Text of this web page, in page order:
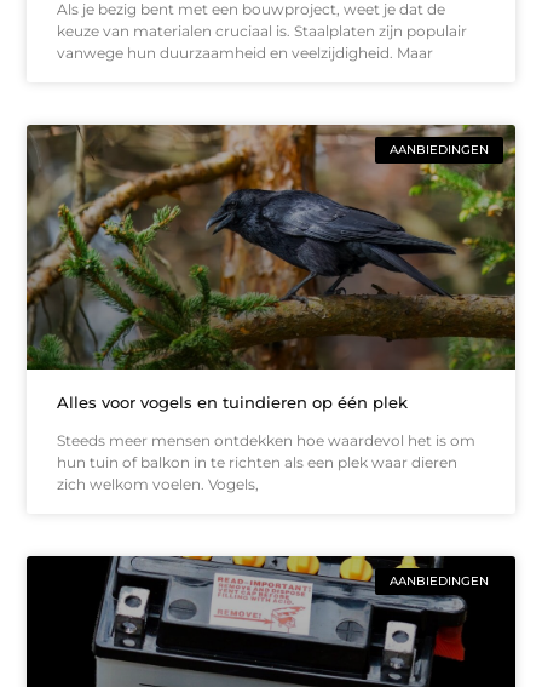
Als je bezig bent met een bouwproject, weet je dat de
keuze van materialen cruciaal is. Staalplaten zijn populair
vanwege hun duurzaamheid en veelzijdigheid. Maar
AANBIEDINGEN
Alles voor vogels en tuindieren op één plek
Steeds meer mensen ontdekken hoe waardevol het is om
hun tuin of balkon in te richten als een plek waar dieren
zich welkom voelen. Vogels,
AANBIEDINGEN